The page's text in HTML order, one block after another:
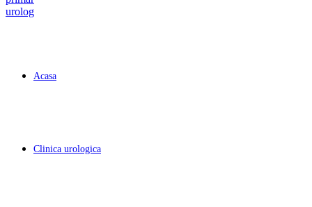
Acasa
Clinica urologica